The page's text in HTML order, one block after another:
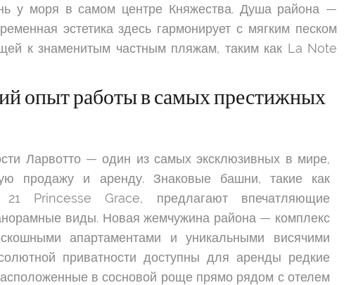
у моря в самом центре Княжества. Душа района —
эстетика здесь гармонирует с мягким песком
к знаменитым частным пляжам, таким как La Note
опыт работы в самых престижных
Ларвотто — один из самых эксклюзивных в мире,
продажу и аренду. Знаковые башни, такие как
Princesse Grace, предлагают впечатляющие
виды. Новая жемчужина района — комплекс
апартаментами и уникальными висячими
приватности доступны для аренды редкие
в сосновой роще прямо рядом с отелем